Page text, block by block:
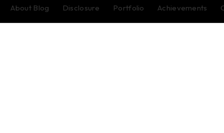
About Blog Disclosure Portfolio Achievements